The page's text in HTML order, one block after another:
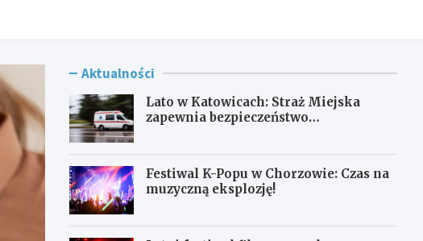
Aktualności
Lato w Katowicach: Straż Miejska
zapewnia bezpieczeństwo
Festiwal K-Popu w Chorzowie: Czas na
muzyczną eksplozję!